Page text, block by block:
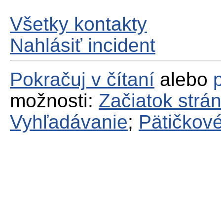
Všetky kontakty
Nahlásiť incident
Pokračuj v čítaní alebo
možnosti: Začiatok
Vyhľadávanie;